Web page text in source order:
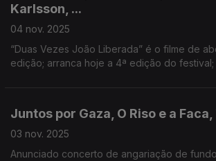
Karlsson, ...
04 nov. 2025
“Duas Vezes João Liberada” é o filme de
edição; arranca hoje a 4ª edição do
Juntos por Gaza, O Riso e a
03 nov. 2025
Anunciado concerto de angariação de